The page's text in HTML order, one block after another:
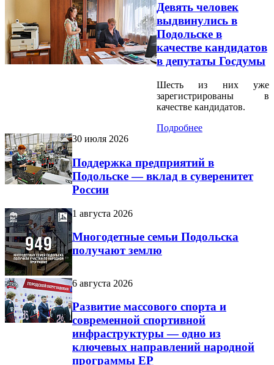
Девять человек
выдвинулись в
Подольске в
качестве кандидатов
в депутаты Госдумы
Шесть из них уже
зарегистрированы в
качестве кандидатов.
Подробнее
30 июля 2026
Поддержка предприятий в
Подольске — вклад в суверенитет
России
1 августа 2026
Многодетные семьи Подольска
получают землю
6 августа 2026
Развитие массового спорта и
современной спортивной
инфраструктуры — одно из
ключевых направлений народной
программы ЕР